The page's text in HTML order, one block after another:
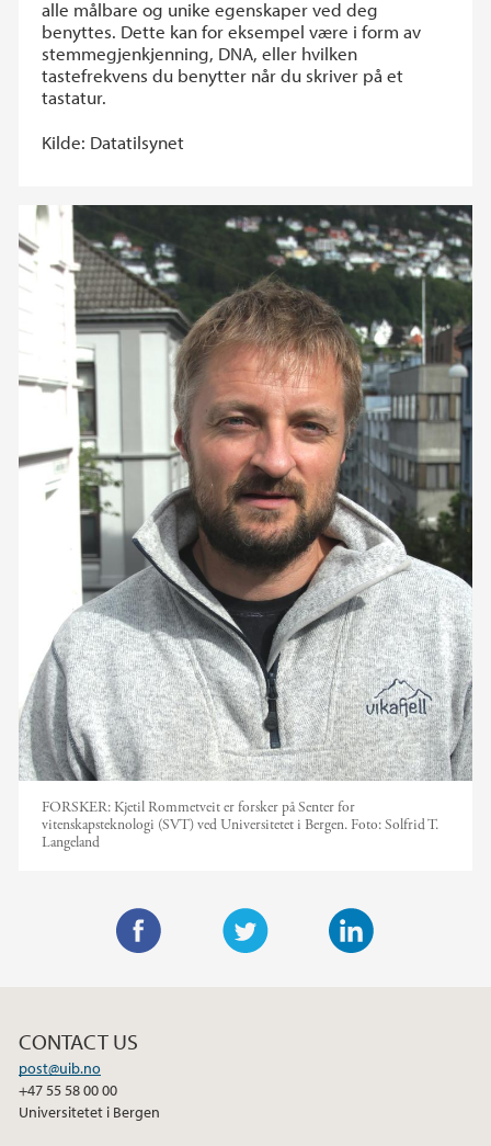
alle målbare og unike egenskaper ved deg
benyttes. Dette kan for eksempel være i form av
stemmegjenkjenning, DNA, eller hvilken
tastefrekvens du benytter når du skriver på et
tastatur.
Kilde: Datatilsynet
FORSKER: Kjetil Rommetveit er forsker på Senter for
vitenskapsteknologi (SVT) ved Universitetet i Bergen. Foto: Solfrid T.
Langeland
e
o
CONTACT US
post@uib.no
+47 55 58 00 00
Universitetet i Bergen